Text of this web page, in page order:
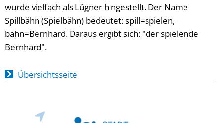
wurde vielfach als Lügner hingestellt. Der Name
Spillbähn (Spielbähn) bedeutet: spill=spielen,
bähn=Bernhard. Daraus ergibt sich: "der spielende
Bernhard".
Übersichtsseite